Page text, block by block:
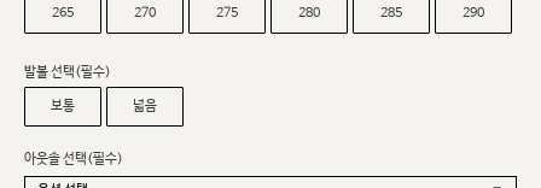
265 270 275 280 285 290
발볼 선택(필수)
보통 넓음
아웃솔 선택(필수)